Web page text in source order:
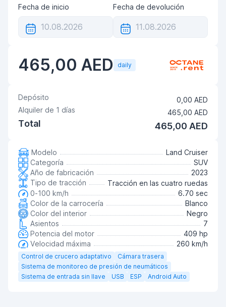
Fecha de inicio Fecha de devolución
465,00 AED daily
Depósito
0,00 AED
Alquiler de 1 días 465,00 AED
Total 465,00 AED
Modelo
Land Cruiser
Categoría
SUV
Año de fabricación
2023
Tipo de tracción
Tracción en las cuatro ruedas
0-100 km/h
6.70 sec
Color de la carrocería
Blanco
Color del interior
Negro
Asientos
7
Potencia del motor
409 hp
Velocidad máxima
260 km/h
Control de crucero adaptativo
Cámara trasera
Sistema de monitoreo de presión de neumáticos
Sistema de entrada sin llave
USB ESP Android Auto